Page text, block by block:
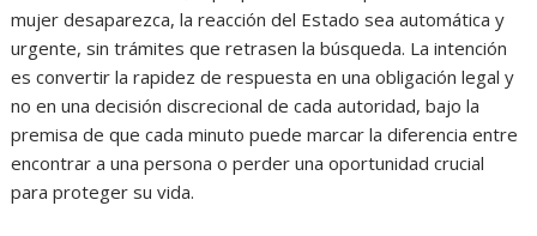
mujer desaparezca, la reacción del Estado sea automática y
urgente, sin trámites que retrasen la búsqueda. La intención
es convertir la rapidez de respuesta en una obligación legal y
no en una decisión discrecional de cada autoridad, bajo la
premisa de que cada minuto puede marcar la diferencia entre
encontrar a una persona o perder una oportunidad crucial
para proteger su vida.